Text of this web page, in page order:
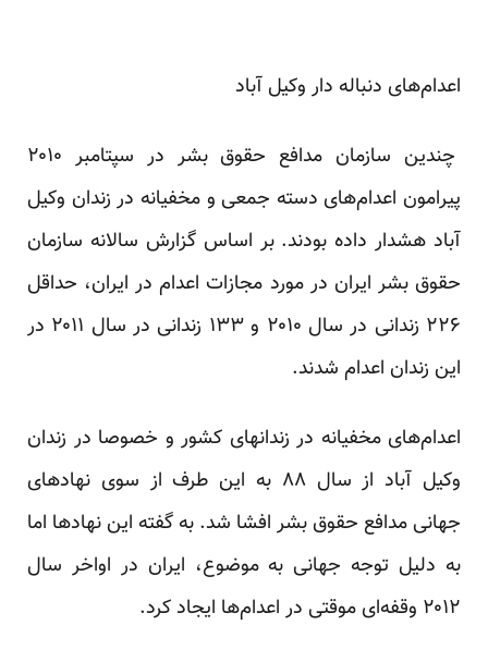
اعدام‌های دنباله دار وکیل آباد
چندین سازمان مدافع حقوق بشر در سپتامبر ۲۰۱۰
پیرامون اعدام‌های دسته جمعی و مخفیانه در زندان وکیل
آباد هشدار داده بودند. بر اساس گزارش سالانه سازمان
حقوق بشر ایران در مورد مجازات اعدام در ایران، حداقل
۲۲۶ زندانی در سال ۲۰۱۰ و ۱۳۳ زندانی در سال ۲۰۱۱ در
این زندان اعدام شدند.
اعدام‌های مخفیانه در زندانهای کشور و خصوصا در زندان
وکیل آباد از سال ۸۸ به این طرف از سوی نهادهای
جهانی مدافع حقوق بشر افشا شد. به گفته این نهاد‌ها اما
به دلیل توجه جهانی به موضوع، ایران در اواخر سال
۲۰۱۲ وقفه‌ای موقتی در اعدام‌ها ایجاد کرد.